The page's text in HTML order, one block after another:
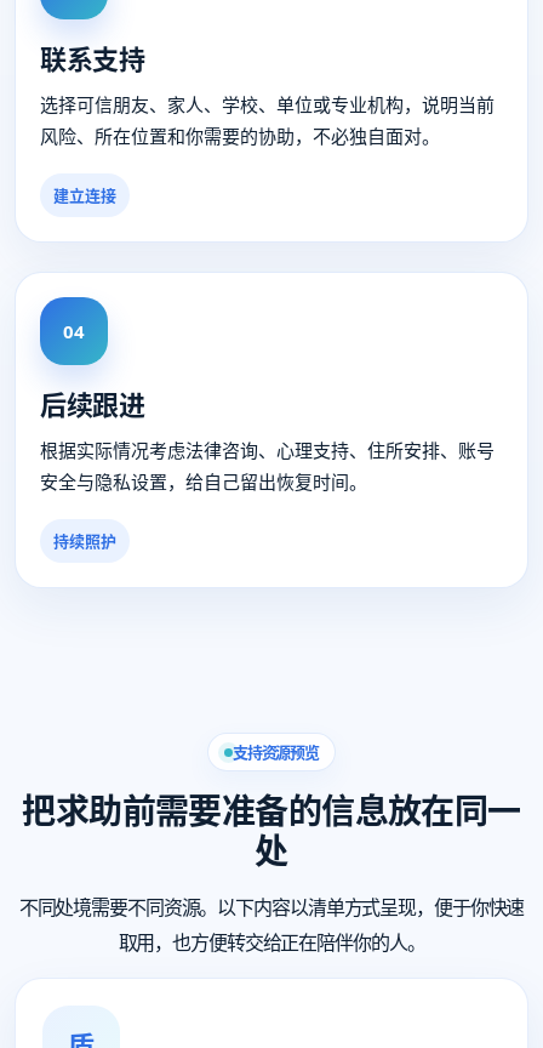
联系支持
选择可信朋友、家人、学校、单位或专业机构，说明当前
风险、所在位置和你需要的协助，不必独自面对。
建立连接
04
后续跟进
根据实际情况考虑法律咨询、心理支持、住所安排、账号
安全与隐私设置，给自己留出恢复时间。
持续照护
支持资源预览
把求助前需要准备的信息放在同一
处
不同处境需要不同资源。以下内容以清单方式呈现，便于你快速
取用，也方便转交给正在陪伴你的人。